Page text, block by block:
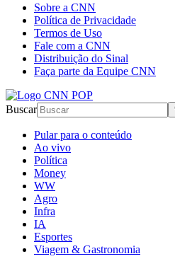
Sobre a CNN
Política de Privacidade
Termos de Uso
Fale com a CNN
Distribuição do Sinal
Faça parte da Equipe CNN
Buscar
Pular para o conteúdo
Ao vivo
Política
Money
WW
Agro
Infra
IA
Esportes
Viagem & Gastronomia